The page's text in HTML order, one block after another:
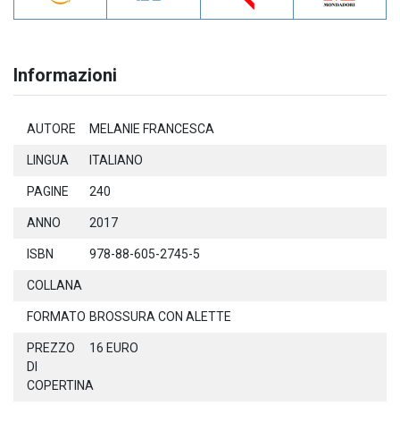
Informazioni
AUTORE MELANIE FRANCESCA
LINGUA ITALIANO
PAGINE 240
ANNO 2017
ISBN 978-88-605-2745-5
COLLANA
FORMATO BROSSURA CON ALETTE
PREZZO
DI
COPERTINA
16 EURO